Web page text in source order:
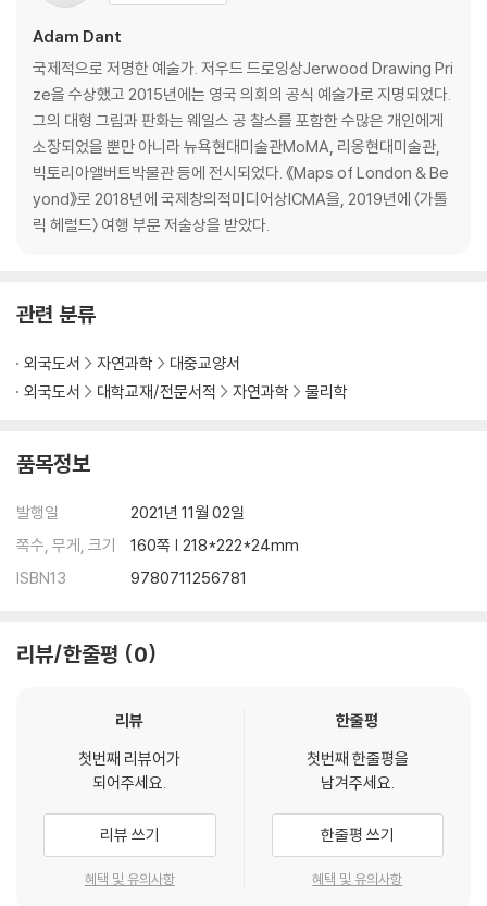
Adam Dant
국제적으로 저명한 예술가. 저우드 드로잉상Jerwood Drawing Pri
ze을 수상했고 2015년에는 영국 의회의 공식 예술가로 지명되었다.
그의 대형 그림과 판화는 웨일스 공 찰스를 포함한 수많은 개인에게
소장되었을 뿐만 아니라 뉴욕현대미술관MoMA, 리옹현대미술관,
빅토리아앨버트박물관 등에 전시되었다. 《Maps of London & Be
yond》로 2018년에 국제창의적미디어상ICMA을, 2019년에 〈가톨
릭 헤럴드〉 여행 부문 저술상을 받았다.
관련 분류
외국도서 자연과학
대중교양서
외국도서
대학교재/전문서적 자연과학 물리학
품목정보
발행일
2021년 11월 02일
쪽수, 무게, 크기
160쪽 | 218*222*24mm
ISBN13
9780711256781
리뷰/한줄평 0
리뷰
첫번째 리뷰어가
되어주세요.
리뷰 쓰기
혜택 및 유의사항
한줄평
첫번째 한줄평을
남겨주세요.
한줄평 쓰기
혜택 및 유의사항